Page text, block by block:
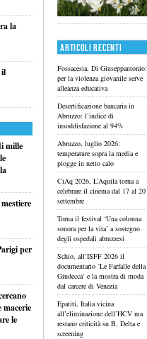
la
mille
per
le
ARTICOLI RECENTI
Fossacesia, Di Giuseppantonio:
per la violenza giovanile serve
alleanza educativa
Desertificazione bancaria in
Abruzzo: l’indice di
insoddisfazione al 94%
Abruzzo, luglio 2026:
temperature sopra la media e
piogge in netto calo
CiAq 2026, L’Aquila torna a
celebrare il cinema dal 17 al 20
settembre
Torna il festival ‘Una colonna
sonora per la vita’ a sostegno
degli ospedali abruzzesi
Schio, all’ISFF 2026 il
documentario ‘Le Farfalle della
Giudecca’ e la mostra di moda
dal carcere di Venezia
Epatiti, Italia vicina
all’eliminazione dell’HCV ma
restano criticità su B, Delta e
screening